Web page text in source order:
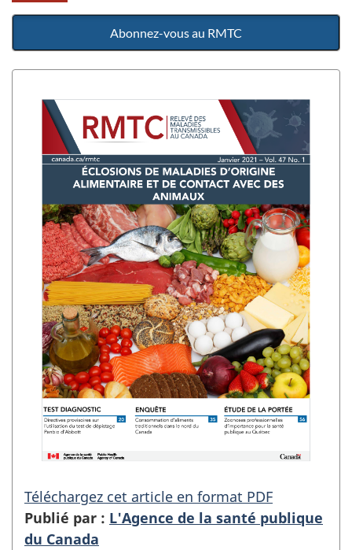
Abonnez-vous au RMTC
Téléchargez cet article en format PDF
Publié par : L'Agence de la santé publique
du Canada